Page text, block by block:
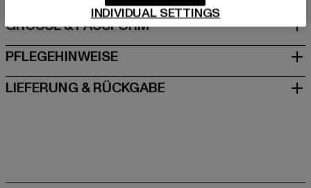
GRÖSSE & PASSFORM
PFLEGEHINWEISE
LIEFERUNG & RÜCKGABE
INDIVIDUAL SETTINGS